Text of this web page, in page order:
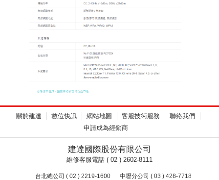
關於建達 數位快訊 網站地圖 客服技術服務
聯絡我們
申請成為經銷商
建達國際股份有限公司
維修客服電話 ( 02 ) 2602-8111
台北總公司 ( 02 ) 2219-1600
中壢分公司 ( 03 ) 428-7718